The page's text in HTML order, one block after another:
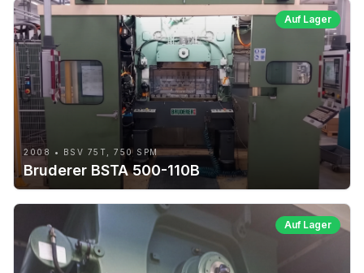
Auf Lager
2008 • BSV 75T, 750 SPM
Bruderer BSTA 500-110B
Auf Lager